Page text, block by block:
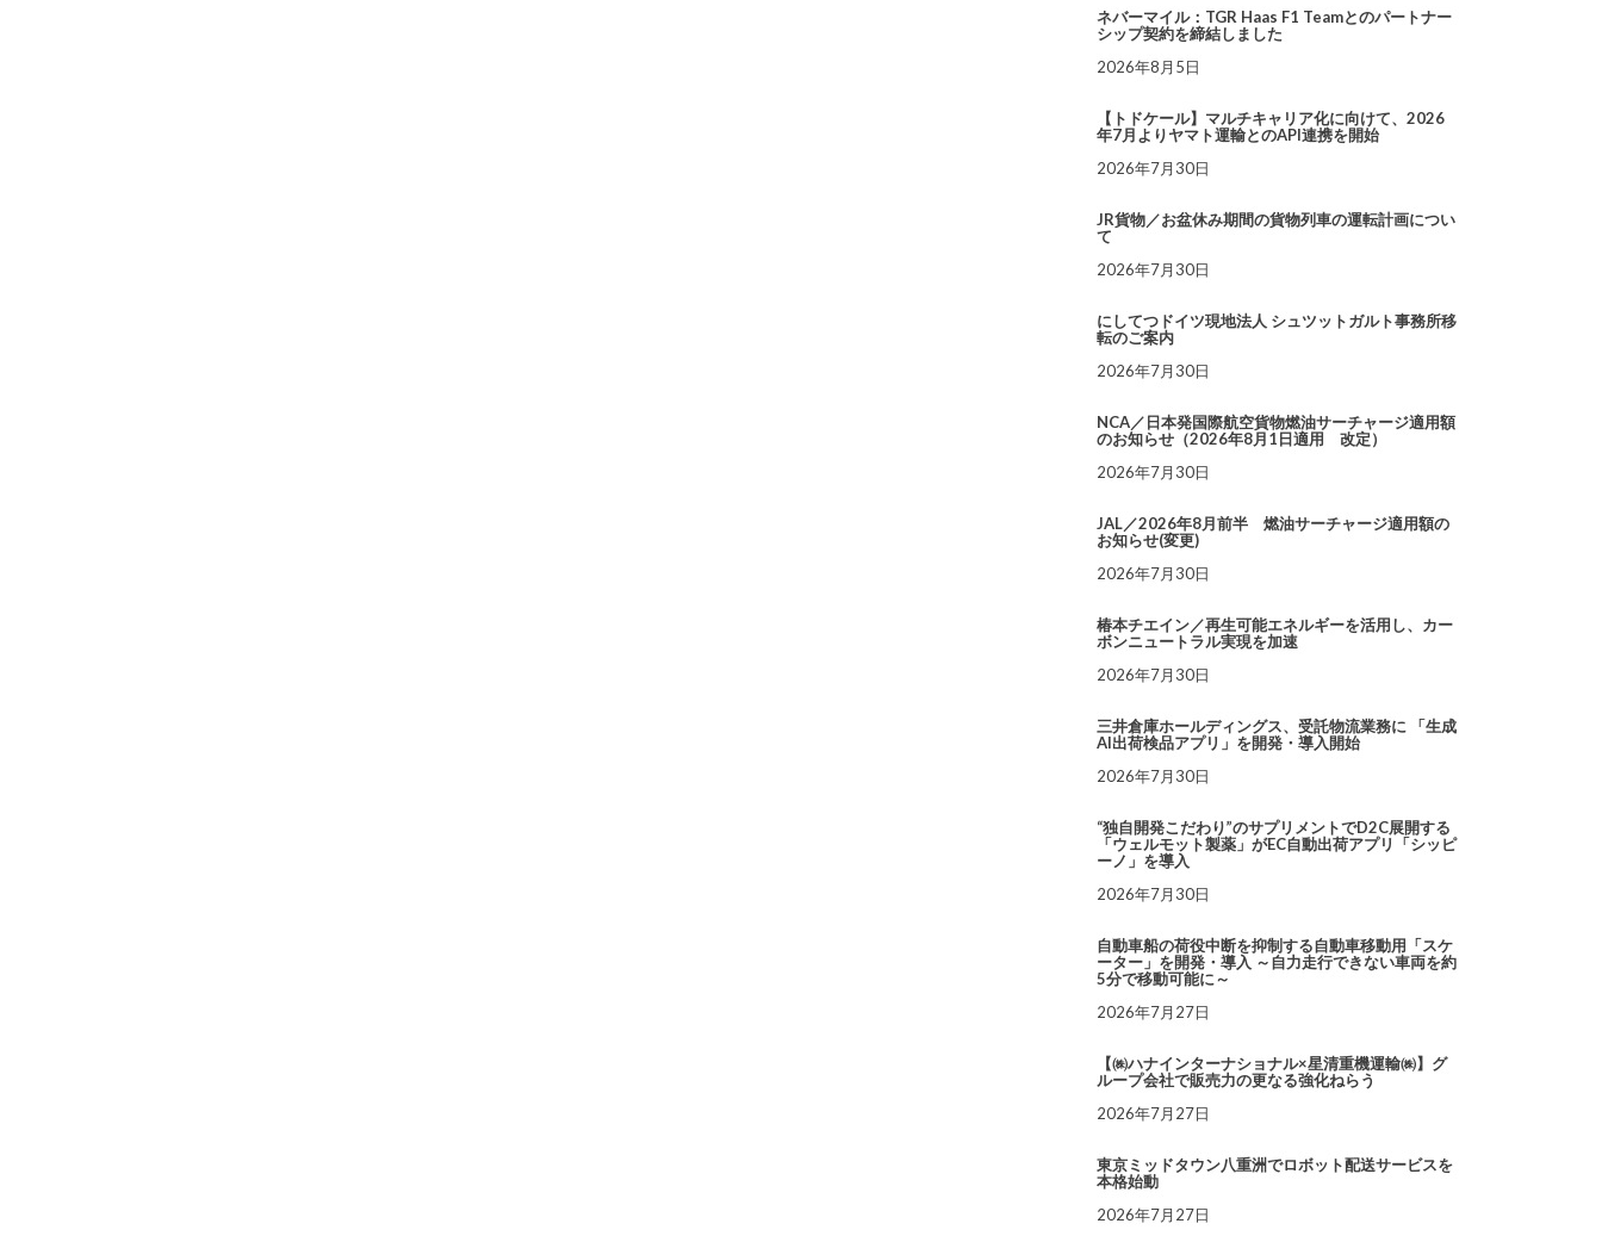
ネバーマイル：TGR Haas F1 Teamとのパートナー
シップ契約を締結しました
2026年8月5日
【トドケール】マルチキャリア化に向けて、2026
年7月よりヤマト運輸とのAPI連携を開始
2026年7月30日
JR貨物／お盆休み期間の貨物列車の運転計画につい
て
2026年7月30日
にしてつドイツ現地法人 シュツットガルト事務所移
転のご案内
2026年7月30日
NCA／日本発国際航空貨物燃油サーチャージ適用額
のお知らせ（2026年8月1日適用 改定）
2026年7月30日
JAL／2026年8月前半 燃油サーチャージ適用額の
お知らせ(変更)
2026年7月30日
椿本チエイン／再生可能エネルギーを活用し、カー
ボンニュートラル実現を加速
2026年7月30日
三井倉庫ホールディングス、受託物流業務に 「生成
AI出荷検品アプリ」を開発・導入開始
2026年7月30日
“独自開発こだわり”のサプリメントでD2C展開する
「ウェルモット製薬」がEC自動出荷アプリ「シッピ
ーノ」を導入
2026年7月30日
自動車船の荷役中断を抑制する自動車移動用「スケ
ーター」を開発・導入 ～自力走行できない車両を約
5分で移動可能に～
2026年7月27日
【㈱ハナインターナショナル×星清重機運輸㈱】グ
ループ会社で販売力の更なる強化ねらう
2026年7月27日
東京ミッドタウン八重洲でロボット配送サービスを
本格始動
2026年7月27日